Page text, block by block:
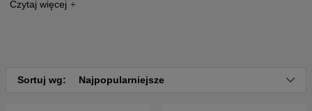
Kliknij tutaj, aby zobaczyć katalog części i listę
Sortuj wg: Najpopularniejsze